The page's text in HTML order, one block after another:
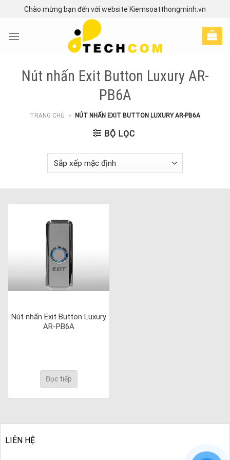
content
Chào mừng bạn đến với website Kiemsoatthongminh.vn
Nút nhấn Exit Button Luxury AR-
PB6A
TRANG CHỦ » NÚT NHẤN EXIT BUTTON LUXURY AR-PB6A
BỘ LỌC
Nút nhấn Exit Button Luxury
AR-PB6A
Đọc tiếp
LIÊN HỆ